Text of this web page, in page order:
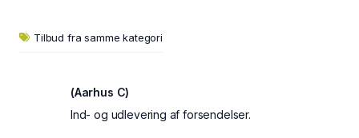
Tilbud fra samme kategori
(Aarhus C)
Ind- og udlevering af forsendelser.